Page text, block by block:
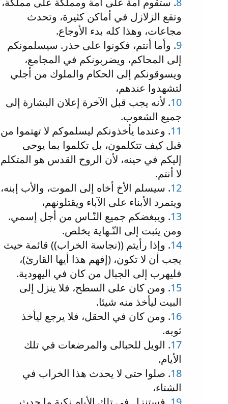
وتقع الزلازل في أماكن كثيرة، وتحدث
مجاعات، وهذا كله بدء الأوجاع.
9. وأما أنتم، فكونوا على حذر. سيسلمونكم
إلى المحاكم، ويضربونكم في المجامع،
ويسوقونكم إلى الحكام والملوك من أجلي
لتشهدوا عندهم،
10. لأنه يجب قبل الآخرة إعلان البشارة إلى
جميع الشعوب.
11. وعندما يأخذونكم ليسلموكم لا تهتموا من
قبل كيف تتكلمون، بل تكلموا بما يوحى
إليكم في حينه، لأن الروح القدس هو المتكلم
لا أنتم.
12. سيسلم الأخ أخاه إلى الموت، والأب إبنه،
ويتمرد الأبناء على الآباء ويقتلونهم،
13. ويبغضكم جميع النّـاس من أجل إسمي.
ومن يثبت إلى النّـهاية يخلص.
14. وإذا رأيتم ((نجاسة الخراب)) قائمة حيث
يجب أن لا تكون، (إفهم هذا أيها القارئ)،
فليهرب إلى الجبال من كان في اليهودية.
15. ومن كان على السطح، فلا ينزل إلى
البيت ليأخذ منه شيئا.
16. ومن كان في الحقل، فلا يرجع ليأخذ
ثوبه.
17. الويل للحبالى والمرضعات في تلك
الأيام.
18. صلوا حتى لا يحدث هذا الخراب في
الشتاء،